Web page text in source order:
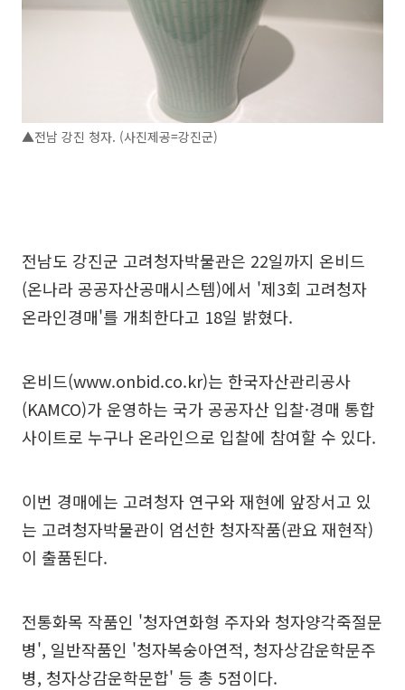
▲전남 강진 청자. (사진제공=강진군)
전남도 강진군 고려청자박물관은 22일까지 온비드
(온나라 공공자산공매시스템)에서 '제3회 고려청자
온라인경매'를 개최한다고 18일 밝혔다.
온비드(www.onbid.co.kr)는 한국자산관리공사
(KAMCO)가 운영하는 국가 공공자산 입찰·경매 통합
사이트로 누구나 온라인으로 입찰에 참여할 수 있다.
이번 경매에는 고려청자 연구와 재현에 앞장서고 있
는 고려청자박물관이 엄선한 청자작품(관요 재현작)
이 출품된다.
전통화목 작품인 '청자연화형 주자와 청자양각죽절문
병', 일반작품인 '청자복숭아연적, 청자상감운학문주
병, 청자상감운학문합' 등 총 5점이다.